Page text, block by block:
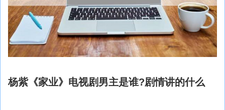
杨紫《家业》电视剧男主是谁?剧情讲的什么